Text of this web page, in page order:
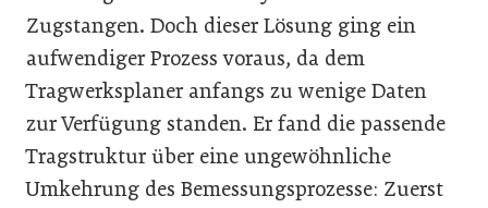
Zugstangen. Doch dieser Lösung ging ein
aufwendiger Prozess voraus, da dem
Tragwerksplaner anfangs zu wenige Daten
zur Verfügung standen. Er fand die passende
Tragstruktur über eine ungewöhnliche
Umkehrung des Bemessungsprozesse: Zuerst